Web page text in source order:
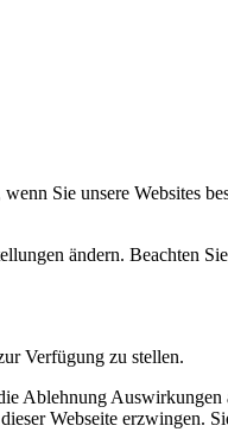
Sie unsere Websites
ändern. Beachten
Verfügung zu stellen.
Ablehnung
Webseite erzwingen.